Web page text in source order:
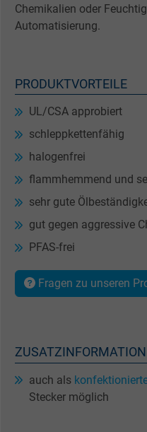
Chemikalien oder
Automatisierung.
PRODUKTVORTEILE
UL/CSA approbiert
schleppkettenfähig
halogenfrei
flammhemmend und
sehr gute
gut gegen aggressive
PFAS-frei
Fragen zu unseren
auch als
Stecker möglich